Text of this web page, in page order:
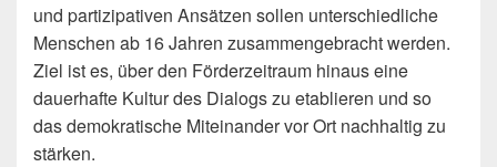
und partizipativen Ansätzen sollen unterschiedliche
Menschen ab 16 Jahren zusammengebracht werden.
Ziel ist es, über den Förderzeitraum hinaus eine
dauerhafte Kultur des Dialogs zu etablieren und so
das demokratische Miteinander vor Ort nachhaltig zu
stärken.